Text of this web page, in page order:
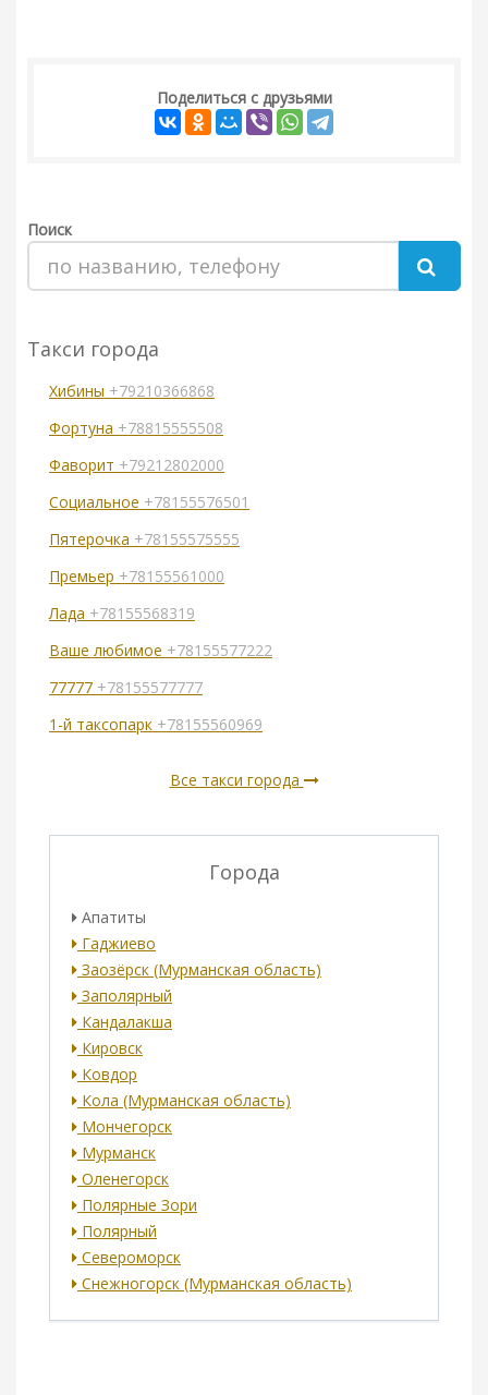
Поделиться с друзьями
Поиск
Такси города
Хибины +79210366868
Фортуна +78815555508
Фаворит +79212802000
Социальное +78155576501
Пятерочка +78155575555
Премьер +78155561000
Лада +78155568319
Ваше любимое +78155577222
77777 +78155577777
1-й таксопарк +78155560969
Все такси города
Города
Апатиты
Гаджиево
Заозёрск (Мурманская область)
Заполярный
Кандалакша
Кировск
Ковдор
Кола (Мурманская область)
Мончегорск
Мурманск
Оленегорск
Полярные Зори
Полярный
Североморск
Снежногорск (Мурманская область)